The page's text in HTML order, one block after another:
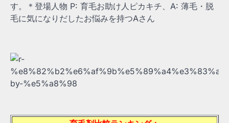
す。＊登場人物 P: 育毛お助け人ピカキチ、A: 薄毛・脱
毛に気になりだしたお悩みを持つAさん